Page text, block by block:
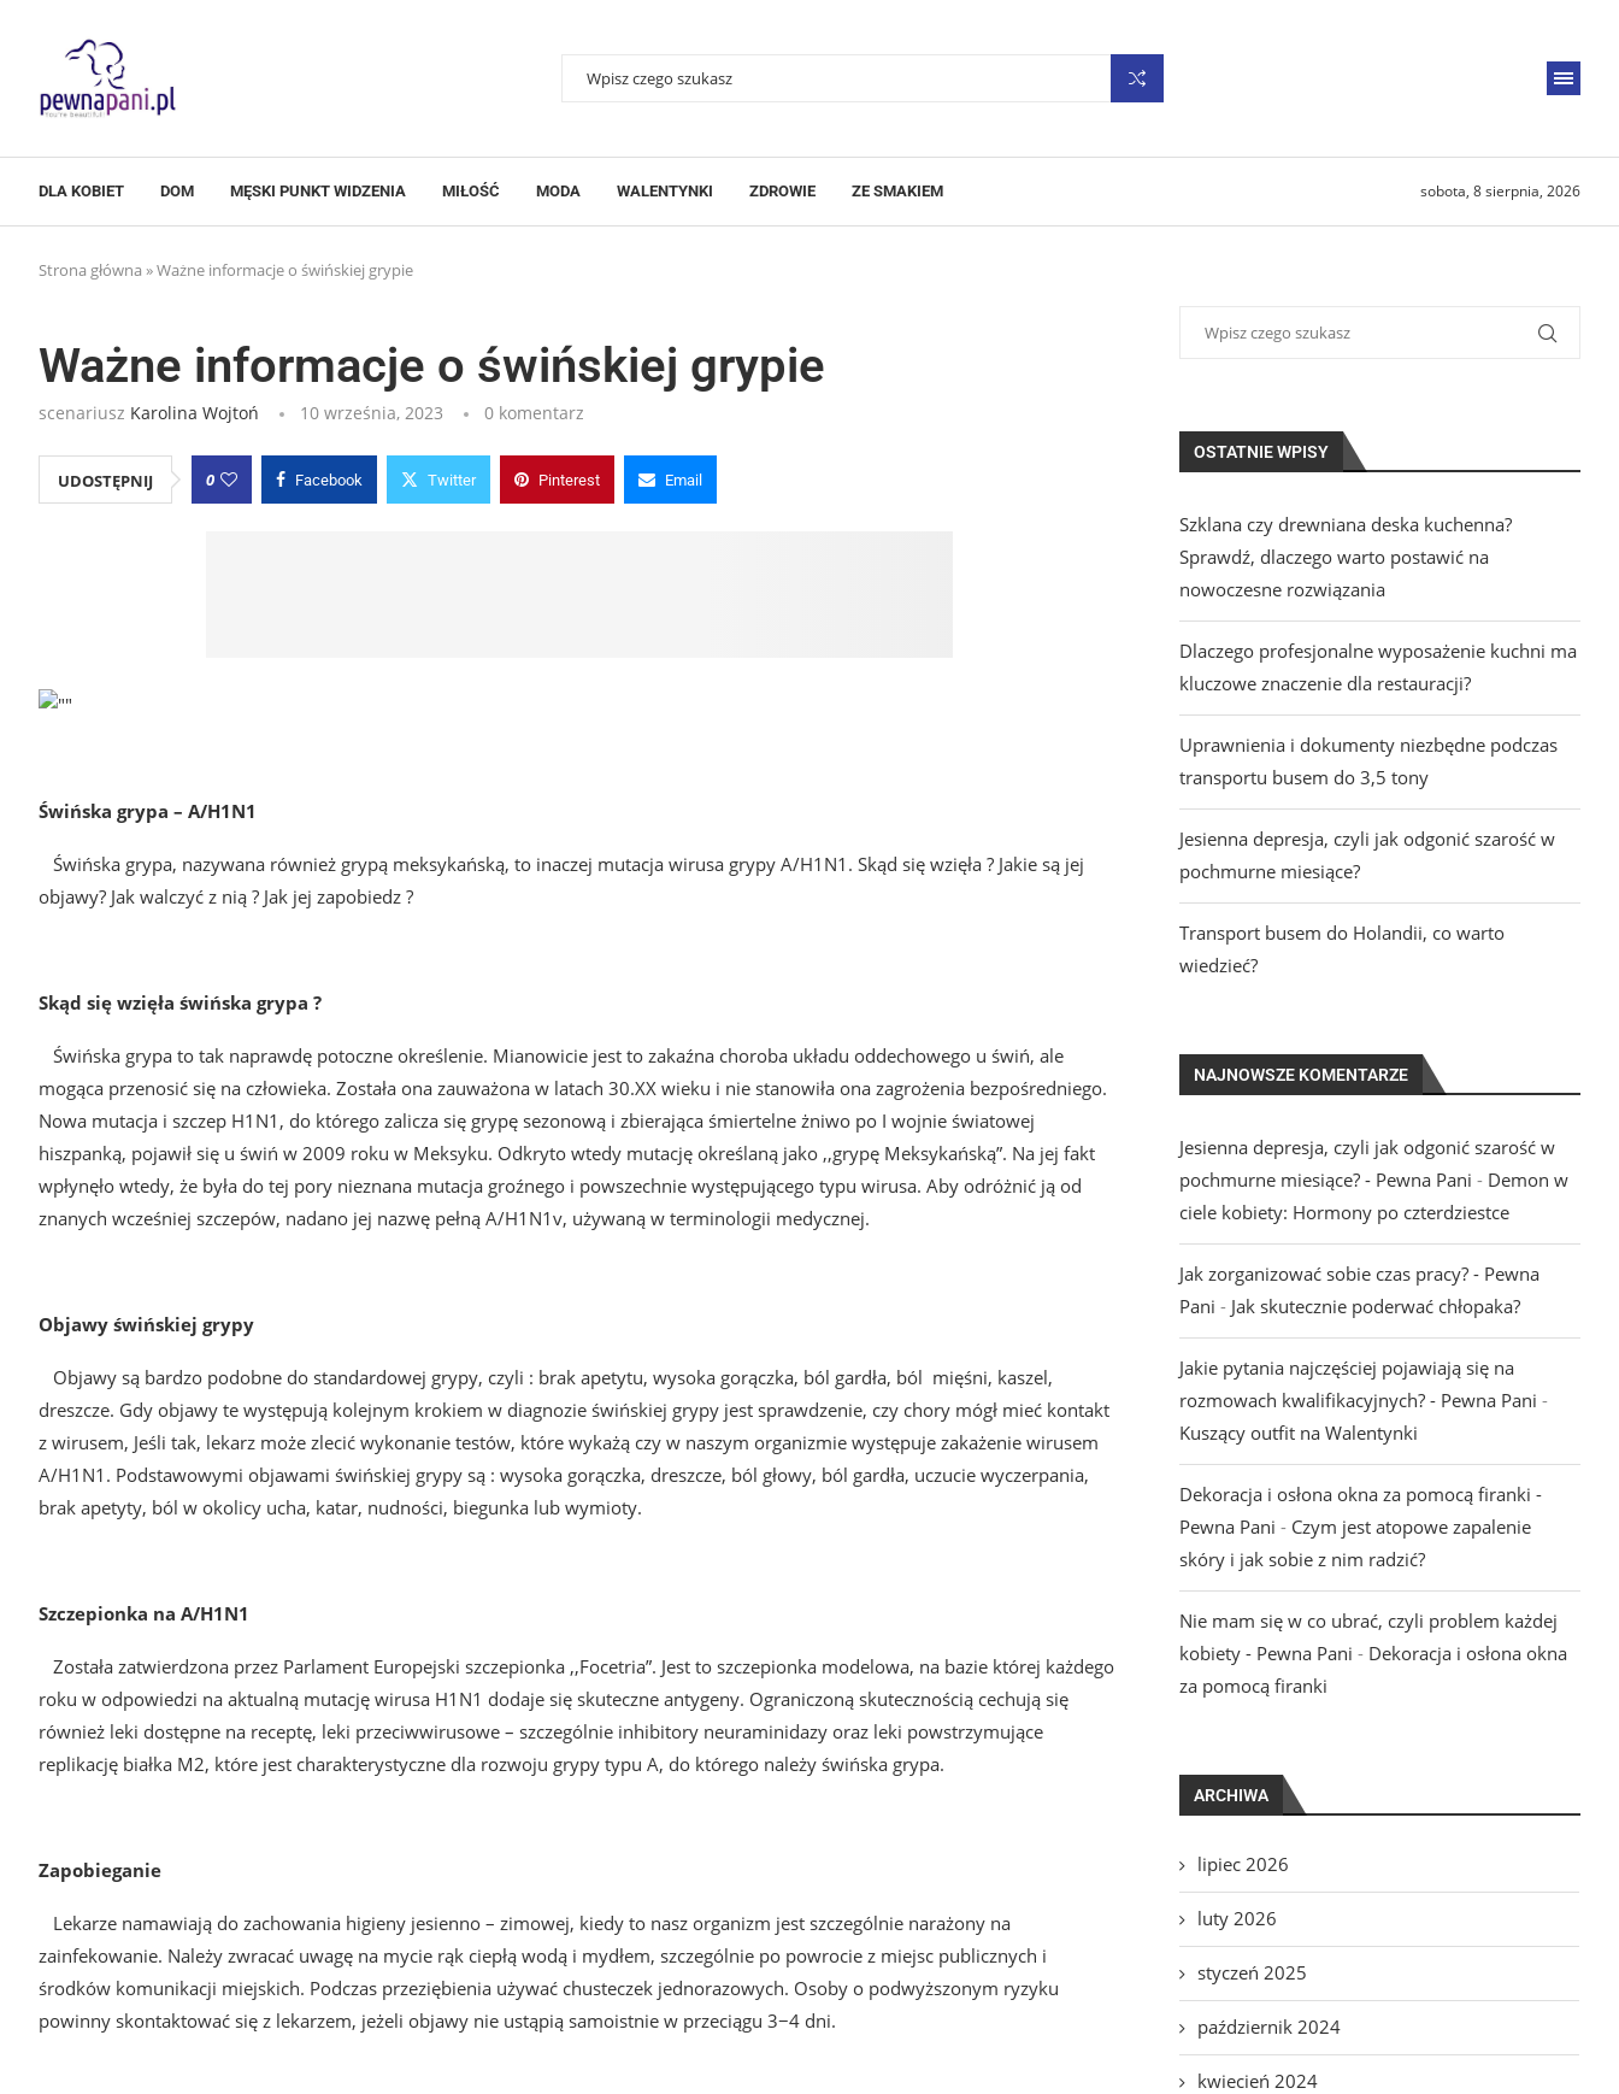
DLA KOBIET DOM MĘSKI PUNKT WIDZENIA MIŁOŚĆ MODA WALENTYNKI ZDROWIE ZE SMAKIEM sobota, 8 sierpnia, 2026
Strona główna »Ważne informacje o świńskiej grypie
Ważne informacje o świńskiej grypie
scenariusz Karolina Wojtoń 10 września, 2023 0 komentarz
UDOSTĘPNIJ 0 Facebook Twitter Pinterest Email
Świńska grypa – A/H1N1
Świńska grypa, nazywana również grypą meksykańską, to inaczej mutacja wirusa grypy A/H1N1. Skąd się wzięła ? Jakie są jej
objawy? Jak walczyć z nią ? Jak jej zapobiedz ?
Skąd się wzięła świńska grypa ?
Świńska grypa to tak naprawdę potoczne określenie. Mianowicie jest to zakaźna choroba układu oddechowego u świń, ale
mogąca przenosić się na człowieka. Została ona zauważona w latach 30.XX wieku i nie stanowiła ona zagrożenia bezpośredniego.
Nowa mutacja i szczep H1N1, do którego zalicza się grypę sezonową i zbierająca śmiertelne żniwo po I wojnie światowej
hiszpanką, pojawił się u świń w 2009 roku w Meksyku. Odkryto wtedy mutację określaną jako ,,grypę Meksykańską”. Na jej fakt
wpłynęło wtedy, że była do tej pory nieznana mutacja groźnego i powszechnie występującego typu wirusa. Aby odróżnić ją od
znanych wcześniej szczepów, nadano jej nazwę pełną A/H1N1v, używaną w terminologii medycznej.
Objawy świńskiej grypy
Objawy są bardzo podobne do standardowej grypy, czyli : brak apetytu, wysoka gorączka, ból gardła, ból mięśni, kaszel,
dreszcze. Gdy objawy te występują kolejnym krokiem w diagnozie świńskiej grypy jest sprawdzenie, czy chory mógł mieć kontakt
z wirusem, Jeśli tak, lekarz może zlecić wykonanie testów, które wykażą czy w naszym organizmie występuje zakażenie wirusem
A/H1N1. Podstawowymi objawami świńskiej grypy są : wysoka gorączka, dreszcze, ból głowy, ból gardła, uczucie wyczerpania,
brak apetyty, ból w okolicy ucha, katar, nudności, biegunka lub wymioty.
Szczepionka na A/H1N1
Została zatwierdzona przez Parlament Europejski szczepionka ,,Focetria”. Jest to szczepionka modelowa, na bazie której każdego
roku w odpowiedzi na aktualną mutację wirusa H1N1 dodaje się skuteczne antygeny. Ograniczoną skutecznością cechują się
również leki dostępne na receptę, leki przeciwwirusowe – szczególnie inhibitory neuraminidazy oraz leki powstrzymujące
replikację białka M2, które jest charakterystyczne dla rozwoju grypy typu A, do którego należy świńska grypa.
Zapobieganie
Lekarze namawiają do zachowania higieny jesienno – zimowej, kiedy to nasz organizm jest szczególnie narażony na
zainfekowanie. Należy zwracać uwagę na mycie rąk ciepłą wodą i mydłem, szczególnie po powrocie z miejsc publicznych i
środków komunikacji miejskich. Podczas przeziębienia używać chusteczek jednorazowych. Osoby o podwyższonym ryzyku
powinny skontaktować się z lekarzem, jeżeli objawy nie ustąpią samoistnie w przeciągu 3−4 dni.
OSTATNIE WPISY
Szklana czy drewniana deska kuchenna?
Sprawdź, dlaczego warto postawić na
nowoczesne rozwiązania
Dlaczego profesjonalne wyposażenie kuchni ma
kluczowe znaczenie dla restauracji?
Uprawnienia i dokumenty niezbędne podczas
transportu busem do 3,5 tony
Jesienna depresja, czyli jak odgonić szarość w
pochmurne miesiące?
Transport busem do Holandii, co warto
wiedzieć?
NAJNOWSZE KOMENTARZE
Jesienna depresja, czyli jak odgonić szarość w
pochmurne miesiące? - Pewna Pani - Demon w
ciele kobiety: Hormony po czterdziestce
Jak zorganizować sobie czas pracy? - Pewna
Pani - Jak skutecznie poderwać chłopaka?
Jakie pytania najczęściej pojawiają się na
rozmowach kwalifikacyjnych? - Pewna Pani -
Kuszący outfit na Walentynki
Dekoracja i osłona okna za pomocą firanki -
Pewna Pani - Czym jest atopowe zapalenie
skóry i jak sobie z nim radzić?
Nie mam się w co ubrać, czyli problem każdej
kobiety - Pewna Pani - Dekoracja i osłona okna
za pomocą firanki
ARCHIWA
lipiec 2026
luty 2026
styczeń 2025
październik 2024
kwiecień 2024